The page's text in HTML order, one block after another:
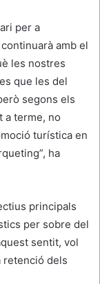
per a
amb el
les nostres
que les del
segons els
a terme, no
turística en
ha
principals
per sobre del
sentit, vol
retenció dels